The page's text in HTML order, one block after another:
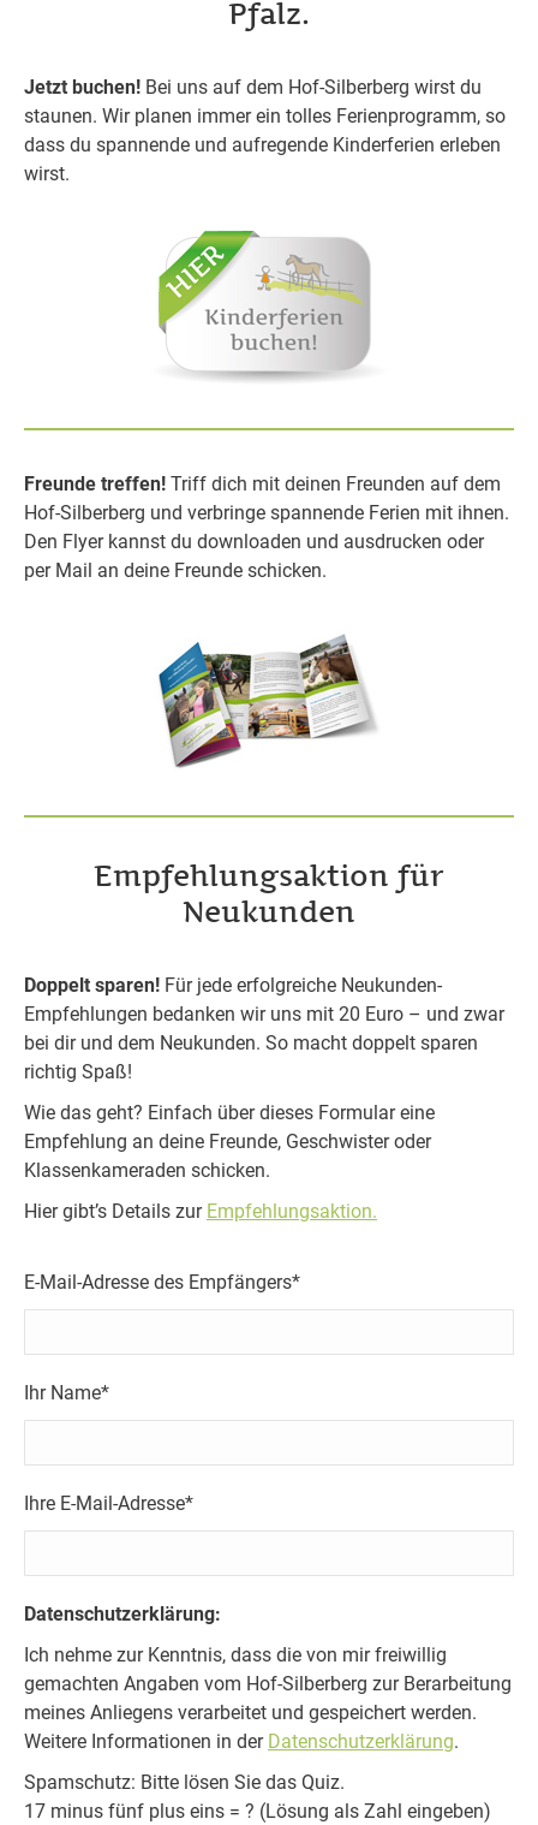
Pfalz.
Jetzt buchen! Bei uns auf dem Hof-Silberberg wirst du
staunen. Wir planen immer ein tolles Ferienprogramm, so
dass du spannende und aufregende Kinderferien erleben
wirst.
Freunde treffen! Triff dich mit deinen Freunden auf dem
Hof-Silberberg und verbringe spannende Ferien mit ihnen.
Den Flyer kannst du downloaden und ausdrucken oder
per Mail an deine Freunde schicken.
Empfehlungsaktion für
Neukunden
Doppelt sparen! Für jede erfolgreiche Neukunden-
Empfehlungen bedanken wir uns mit 20 Euro – und zwar
bei dir und dem Neukunden. So macht doppelt sparen
richtig Spaß!
Wie das geht? Einfach über dieses Formular eine
Empfehlung an deine Freunde, Geschwister oder
Klassenkameraden schicken.
Hier gibt’s Details zur Empfehlungsaktion.
E-Mail-Adresse des Empfängers*
Ihr Name*
Ihre E-Mail-Adresse*
Bitte lasse dieses Feld leer.
Datenschutzerklärung:
Ich nehme zur Kenntnis, dass die von mir freiwillig
gemachten Angaben vom Hof-Silberberg zur Berarbeitung
meines Anliegens verarbeitet und gespeichert werden.
Weitere Informationen in der Datenschutzerklärung.
Spamschutz: Bitte lösen Sie das Quiz.
17 minus fünf plus eins = ? (Lösung als Zahl eingeben)